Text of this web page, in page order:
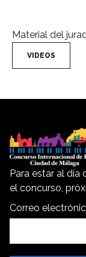
Material del
VIDEOS
Para estar al
el concurso,
Correo